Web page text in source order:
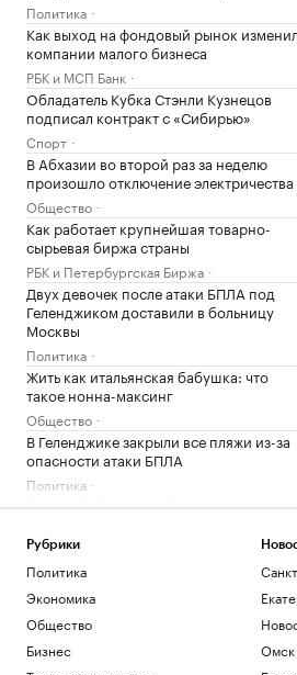
Политика
Как выход на фондовый рынок изменил
компании малого бизнеса
РБК и МСП Банк
Обладатель Кубка Стэнли Кузнецов
подписал контракт с «Сибирью»
Спорт
В Абхазии во второй раз за неделю
произошло отключение электричества
Общество
Как работает крупнейшая товарно-
сырьевая биржа страны
РБК и Петербургская Биржа
Двух девочек после атаки БПЛА под
Геленджиком доставили в больницу
Москвы
Политика
Жить как итальянская бабушка: что
такое нонна-максинг
Общество
В Геленджике закрыли все пляжи из-за
опасности атаки БПЛА
Политика
Против Сийярто возбудили уголовное
Политика
Рубрики
Политика
Экономика
Общество
Бизнес
Омск